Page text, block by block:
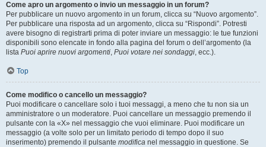
Come apro un argomento o invio un messaggio in un forum?
Per pubblicare un nuovo argomento in un forum, clicca su “Nuovo argomento”.
Per pubblicare una risposta ad un argomento, clicca su “Rispondi”. Potresti
avere bisogno di registrarti prima di poter inviare un messaggio: le tue funzioni
disponibili sono elencate in fondo alla pagina del forum o dell’argomento (la
lista Puoi aprire nuovi argomenti, Puoi votare nei sondaggi, ecc.).
Top
Come modifico o cancello un messaggio?
Puoi modificare o cancellare solo i tuoi messaggi, a meno che tu non sia un
amministratore o un moderatore. Puoi cancellare un messaggio premendo il
pulsante con la «X» nel messaggio che vuoi eliminare. Puoi modificare un
messaggio (a volte solo per un limitato periodo di tempo dopo il suo
inserimento) premendo il pulsante modifica nel messaggio in questione. Se